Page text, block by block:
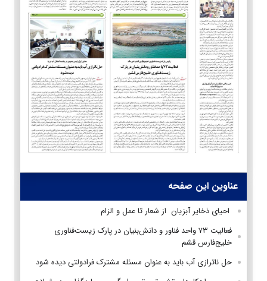
عناوین این صفحه
احیای ذخایر آبزیان از شعار تا عمل و الزام
فعالیت ۷۳ واحد فناور و دانش‌بنیان در پارک زیست‌فناوری
خلیج‌فارس قشم
حل ناترازی آب باید به عنوان مسئله مشترک فرادولتی دیده شود